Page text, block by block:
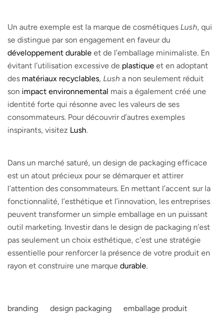
Un autre exemple est la marque de cosmétiques Lush, qui
se distingue par son engagement en faveur du
développement durable et de l’emballage minimaliste. En
évitant l’utilisation excessive de plastique et en adoptant
des matériaux recyclables, Lush a non seulement réduit
son impact environnemental mais a également créé une
identité forte qui résonne avec les valeurs de ses
consommateurs. Pour découvrir d’autres exemples
inspirants, visitez Lush.
Dans un marché saturé, un design de packaging efficace
est un atout précieux pour se démarquer et attirer
l’attention des consommateurs. En mettant l’accent sur la
fonctionnalité, l’esthétique et l’innovation, les entreprises
peuvent transformer un simple emballage en un puissant
outil marketing. Investir dans le design de packaging n’est
pas seulement un choix esthétique, c’est une stratégie
essentielle pour renforcer la présence de votre produit en
rayon et construire une marque durable.
branding design packaging
emballage produit